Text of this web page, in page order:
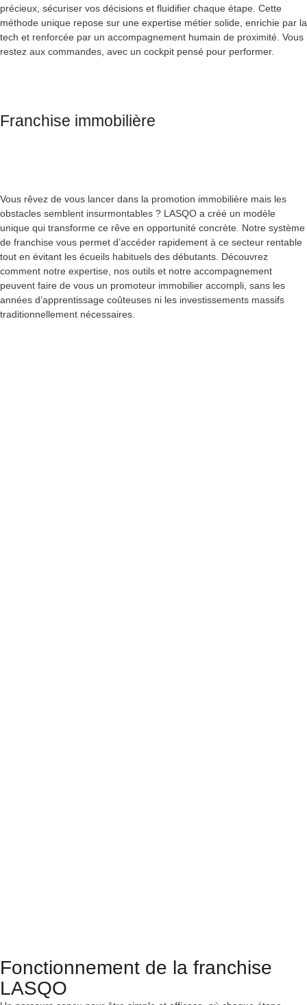
précieux, sécuriser vos décisions et fluidifier chaque étape. Cette
méthode unique repose sur une expertise métier solide, enrichie par la
tech et renforcée par un accompagnement humain de proximité. Vous
restez aux commandes, avec un cockpit pensé pour performer.
Franchise immobilière
Vous rêvez de vous lancer dans la promotion immobilière mais les
obstacles semblent insurmontables ? LASQO a créé un modèle
unique qui transforme ce rêve en opportunité concrète. Notre système
de franchise vous permet d’accéder rapidement à ce secteur rentable
tout en évitant les écueils habituels des débutants. Découvrez
comment notre expertise, nos outils et notre accompagnement
peuvent faire de vous un promoteur immobilier accompli, sans les
années d’apprentissage coûteuses ni les investissements massifs
traditionnellement nécessaires.
Fonctionnement de la franchise
LASQO